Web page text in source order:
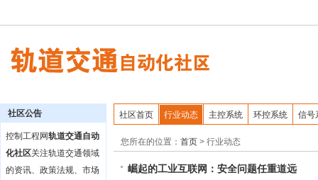
社区公告
控制工程网轨道交通自动
化社区关注轨道交通领域
的资讯、政策法规、市场
社区首页 行业动态 主控系统 环控系统 信号
您所在的位置： 首页 > 行业动态
崛起的工业互联网：安全问题任重道远